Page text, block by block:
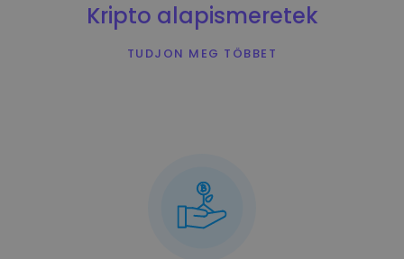
Kripto alapismeretek
TUDJON MEG TÖBBET